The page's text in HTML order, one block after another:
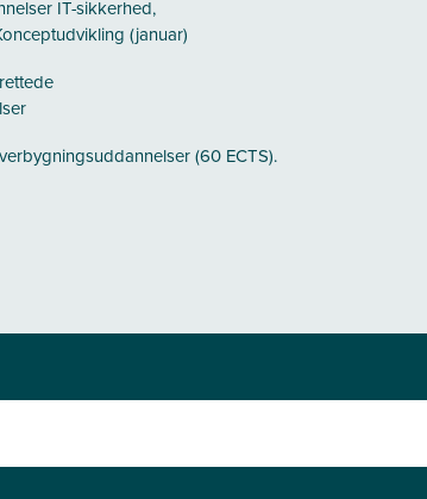
IT-sikkerhed,
(januar)
(60 ECTS).